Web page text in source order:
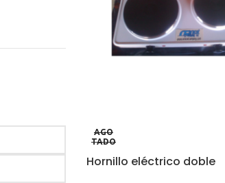
AGO
TADO
Hornillo eléctrico doble